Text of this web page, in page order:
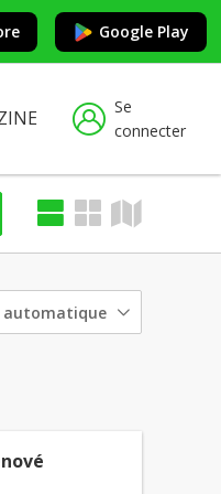
Google Play
Se
connecter
automatique